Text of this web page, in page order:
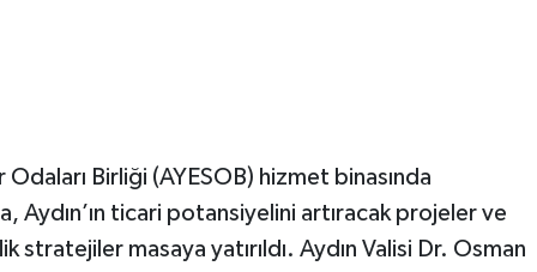
Odaları Birliği (AYESOB) hizmet binasında
Aydın’ın ticari potansiyelini artıracak projeler ve
stratejiler masaya yatırıldı. Aydın Valisi Dr. Osman